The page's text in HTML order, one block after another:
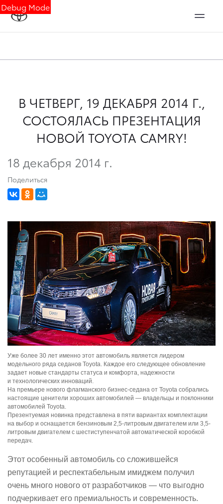
Debug Mode
В ЧЕТВЕРГ, 19 ДЕКАБРЯ 2014 Г.,
СОСТОЯЛАСЬ ПРЕЗЕНТАЦИЯ
НОВОЙ TOYOTA CAMRY!
18 декабря 2014 г.
Поделиться
Уже более 30 лет именно этот автомобиль является лидером
модельного ряда седанов Toyota. Каждое его следующее обновление
задает новые стандарты статуса и комфорта, надежности
и технологических инноваций.
На премьере нового флагманского бизнес-седана от Toyota собрались
настоящие ценители хороших автомобилей — владельцы и поклонники
автомобилей Toyota.
Презентуемая новинка представлена в пяти вариантах комплектации
на выбор и оснащается бензиновым 2,5-литровым двигателем или 3,5-
литровым двигателем с шестиступенчатой автоматической коробкой
передач.
Этот особенный автомобиль со сложившейся
репутацией и респектабельным имиджем получил
очень много нового от разработчиков — что выгодно
подчеркивает его премиальность и современность.